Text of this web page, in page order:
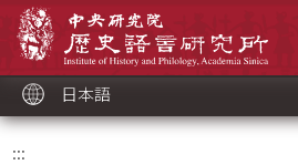
ッ
ク
日本語
:::